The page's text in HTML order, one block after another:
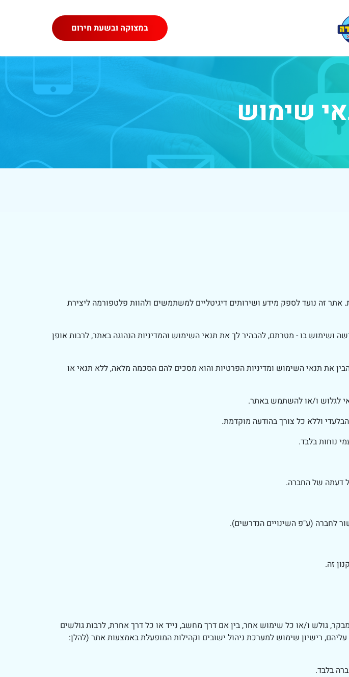
במצוקה ובשעת חירום
שימוש
אתר זה נועד לספק מידע ושירותים דיגיטליים למשתמשים ולהוות פלטפורמה ליצירת
ושימוש בו - מטרתם, להבהיר לך את תנאי השימוש והמדיניות הנהוגה באתר, לרבות אופן
את תנאי השימוש ומדיניות הפרטיות והוא מסכים להם הסכמה מלאה, ללא תנאי או
לגלוש ו/או להשתמש באתר.
וללא כל צורך בהודעה מוקדמת.
נוחות בלבד.
דעתה של החברה.
לחברה (ע"פ השינויים הנדרשים).
זה.
גולש ו/או כל שימוש אחר, בין אם דרך מחשב, נייד או כל דרך אחרת, לרבות גולשים
רישיון שימוש למערכת ניהול ישובים וקהילות המופעלת באמצעות אתר (להלן:
בלבד.